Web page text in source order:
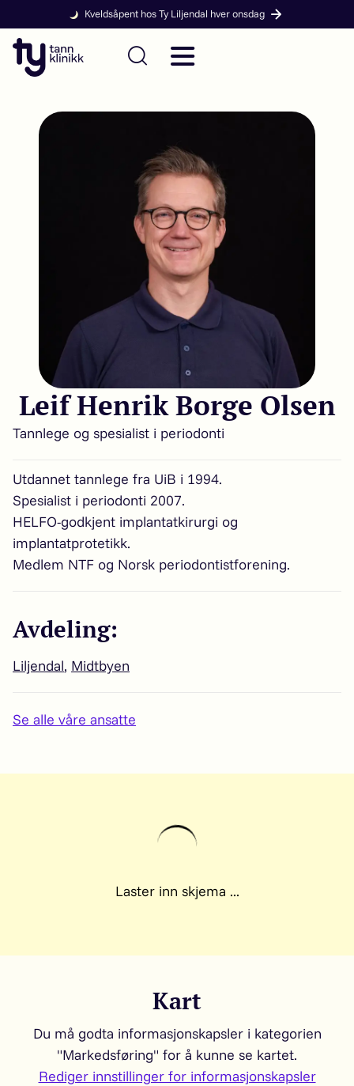
Kveldsåpent hos Ty Liljendal hver onsdag
Leif Henrik Borge Olsen
Tannlege og spesialist i periodonti
Utdannet tannlege fra UiB i 1994.
Spesialist i periodonti 2007.
HELFO-godkjent implantatkirurgi og
implantatprotetikk.
Medlem NTF og Norsk periodontistforening.
Avdeling:
Liljendal, Midtbyen
Se alle våre ansatte
Kart
Du må godta informasjonskapsler i kategorien
"Markedsføring" for å kunne se kartet.
Rediger innstillinger for informasjonskapsler